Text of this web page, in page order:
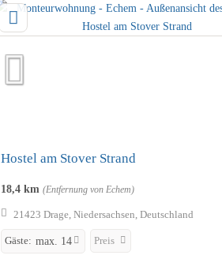
Hostel am Stover Strand
18,4 km (Entfernung von Echem)
21423 Drage, Niedersachsen, Deutschland
Gäste: max. 14 Preis